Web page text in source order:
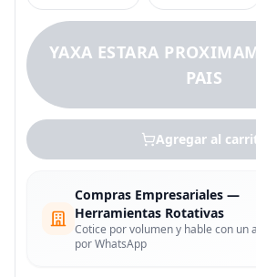
YAXA ESTARA
PAIS
Agregar al
Compras Empresariales —
Herramientas Rotativas
Cotice por volumen y hable con un
por WhatsApp